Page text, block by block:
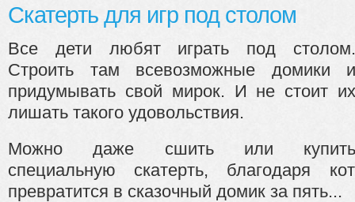
Скатерть для игр под столом
Все дети любят играть под столом.
Строить там всевозможные домики и
придумывать свой мирок. И не стоит их
лишать такого удовольствия.
Можно даже сшить или купить
специальную скатерть, благодаря
превратится в сказочный домик за пять...